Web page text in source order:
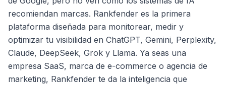
recomiendan marcas. Rankfender es la primera
plataforma diseñada para monitorear, medir y
optimizar tu visibilidad en ChatGPT, Gemini, Perplexity,
Claude, DeepSeek, Grok y Llama. Ya seas una
empresa SaaS, marca de e-commerce o agencia de
marketing, Rankfender te da la inteligencia que